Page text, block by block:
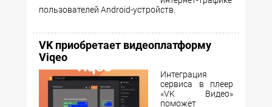
пользователей Android-устройств.
VK приобретает видеоплатформу
Viqeo
Интеграция
сервиса в плеер
«VK Видео»
поможет